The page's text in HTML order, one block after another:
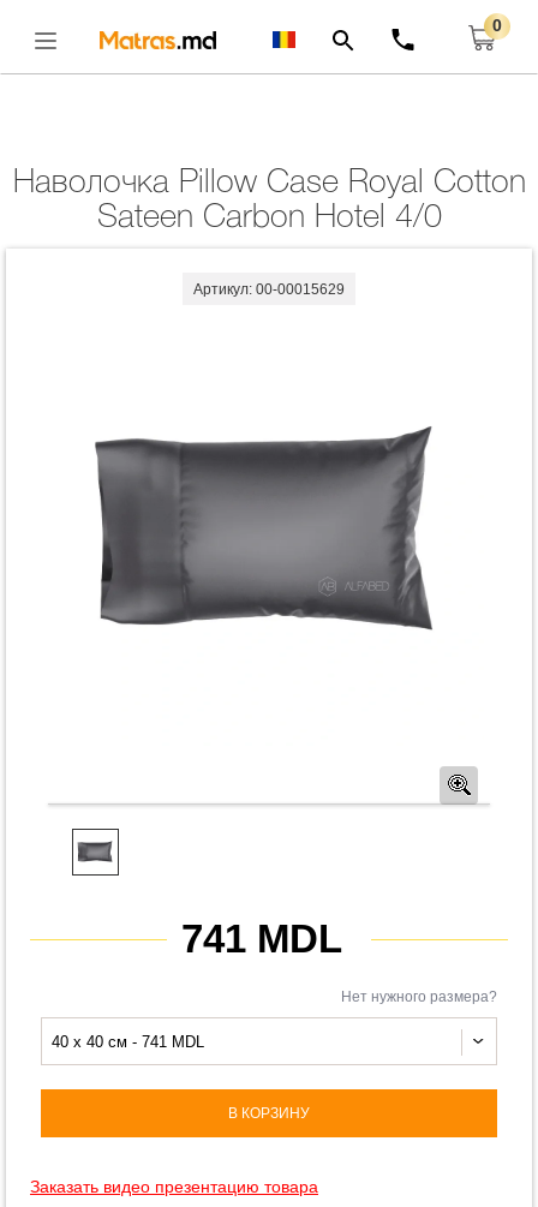
0
Наволочка Pillow Case Royal Cotton Sateen Carbon
Hotel 4/0
Наволочка Pillow Case Royal Cotton
Sateen Carbon Hotel 4/0
Артикул: 00-00015629
741 MDL
Нет нужного размера?
40 x 40 см - 741 MDL
В КОРЗИНУ
Заказать видео презентацию товара